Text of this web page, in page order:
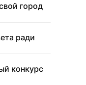
город
ради
конкурс